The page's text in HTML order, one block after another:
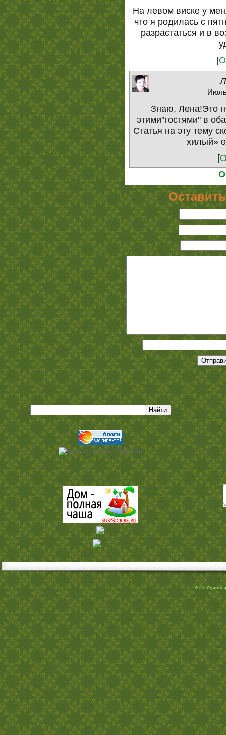
На левом виске у
что я родилась с
разрастаться и в
[
Знаю, Лена!Это
этими"гостями" в
Статья на эту тему
хилый»
[
2013